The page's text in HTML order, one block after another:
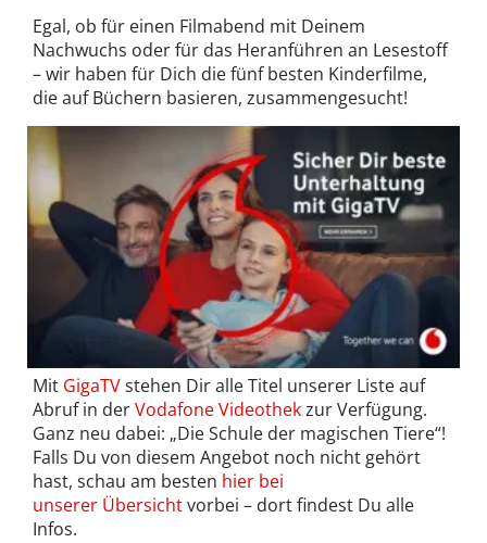
Egal, ob für einen Filmabend mit Deinem
Nachwuchs oder für das Heranführen an Lesestoff
– wir haben für Dich die fünf besten Kinderfilme,
die auf Büchern basieren, zusammengesucht!
Mit GigaTVstehen Dir alle Titel unserer Liste auf
Abruf in derVodafone Videothekzur Verfügung.
Ganz neu dabei: „Die Schule der magischen Tiere“!
Falls Du von diesem Angebot noch nicht gehört
hast, schau am besten hier bei
unserer Übersichtvorbei – dort findest Du alle
Infos.